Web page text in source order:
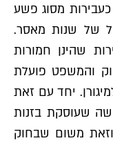
מסוג פשע
של שנות מאסר.
שהינן חמורות
והמשפט פועלת
יחד עם זאת
שעוסקת בזנות
משום שבחוק